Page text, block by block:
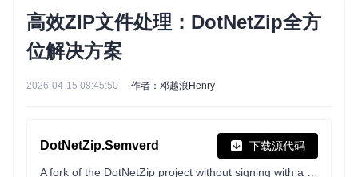
高效ZIP文件处理：DotNetZip全方
位解决方案
2026-04-15 08:45:50 作者：邓越浪Henry
DotNetZip.Semverd 下载源代码